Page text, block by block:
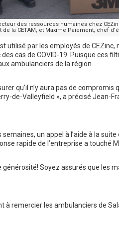
des ressources humaines chez
de la CETAM, et Maxime Paiement, chef
utilisé par les employés de
des cas de COVID-19. Puisque ces
ambulanciers de la région.
qu’il n’y aura pas de
de-Valleyfield », a précisé Jean-
semaines, un appel à l’aide à la
rapide de l’entreprise a touché
générosité! Soyez assurés que les
à remercier les ambulanciers de